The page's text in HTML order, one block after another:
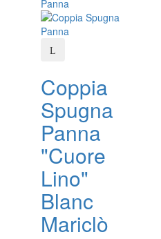
Coppia
Spugna
Panna
"Cuore
Lino"
Blanc
Mariclò